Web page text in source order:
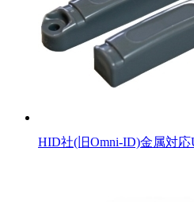
HID社(旧Omni-ID)金属対応